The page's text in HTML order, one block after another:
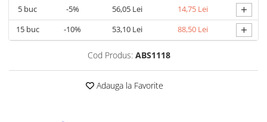
5 buc -5% 56,05 Lei 14,75 Lei +
15buc -10% 53,10 Lei 88,50 Lei +
Cod Produs: ABS1118
Adauga la Favorite